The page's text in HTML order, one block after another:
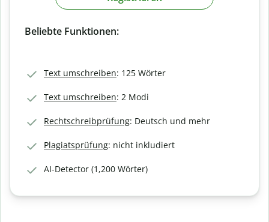
Beliebte Funktionen:
Text umschreiben: 125 Wörter
Text umschreiben: 2 Modi
Rechtschreibprüfung: Deutsch und mehr
Plagiatsprüfung: nicht inkludiert
AI-Detector (1,200 Wörter)